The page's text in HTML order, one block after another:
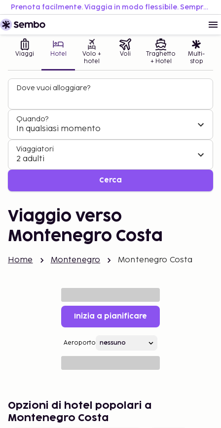
Prenota facilmente. Viaggia in modo flessibile. Sempre al miglior prezzo.
Viaggi Hotel
Volo +
hotel
Voli
Traghetto
+ Hotel
Multi-
stop
Dove vuoi alloggiare?
Quando?
In qualsiasi momento
Viaggiatori
2 adulti
Cerca
Viaggio verso
Montenegro Costa
Home Montenegro Montenegro Costa
Inizia a pianificare
Aeroporto
Opzioni di hotel popolari a
Montenegro Costa